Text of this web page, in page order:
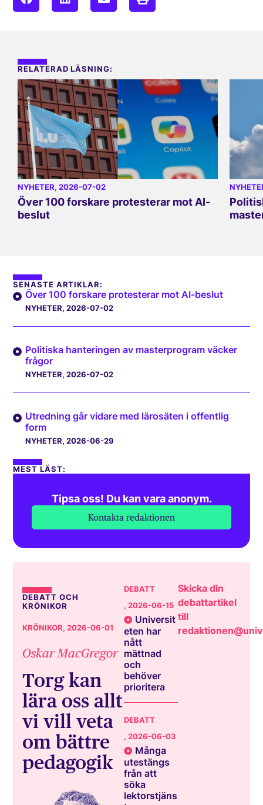
RELATERAD LÄSNING:
NYHETER, 2026-07-02
Över 100 forskare protesterar mot AI-
beslut
SENASTE ARTIKLAR:
Över 100 forskare protesterar mot AI-beslut
NYHETER, 2026-07-02
Politiska hanteringen av masterprogram väcker
frågor
NYHETER, 2026-07-02
Utredning går vidare med lärosäten i offentlig
form
NYHETER, 2026-06-29
MEST LÄST:
Tipsa oss! Du kan vara anonym.
Kontakta redaktionen
DEBATT OCH
KRÖNIKOR
KRÖNIKOR, 2026-06-01
Oskar MacGregor
Torg kan
lära oss allt
vi vill veta
om bättre
pedagogik
DEBATT
, 2026-06-15
Universit
eten har
nått
mättnad
och
behöver
prioritera
DEBATT
, 2026-06-03
Många
utestängs
från att
söka
lektorstjäns
Skicka din
debattartikel
till